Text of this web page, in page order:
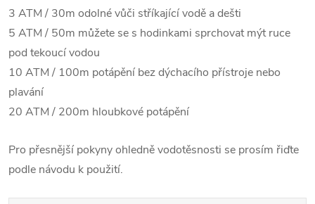
3 ATM / 30m odolné vůči stříkající vodě a dešti
5 ATM / 50m můžete se s hodinkami sprchovat mýt ruce
pod tekoucí vodou
10 ATM / 100m potápění bez dýchacího přístroje nebo
plavání
20 ATM / 200m hloubkové potápění
Pro přesnější pokyny ohledně vodotěsnosti se prosím řiďte
podle návodu k použití.